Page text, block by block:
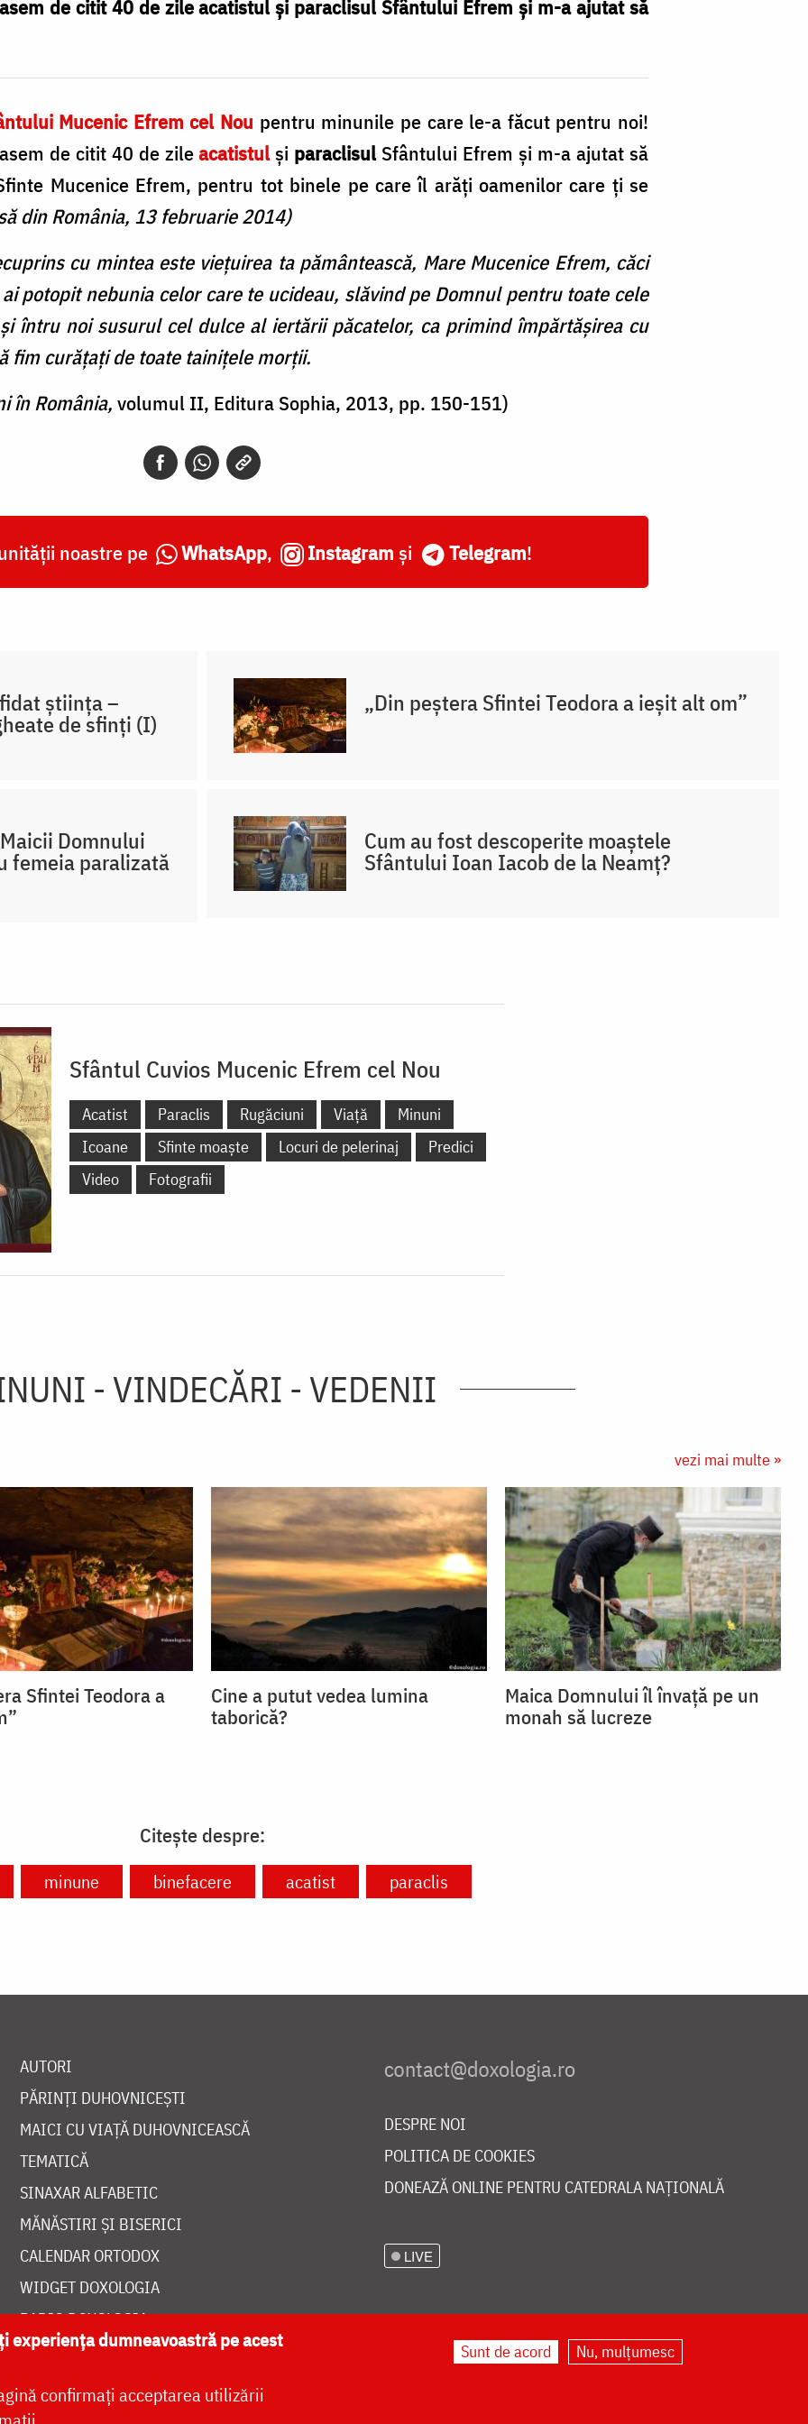
de citit 40 de zile acatistul şi paraclisul Sfântului Efrem și m-a ajutat să
Mucenic Efrem cel Nou pentru minunile pe care le-a făcut pentru noi!
de citit 40 de zileacatistul şi paraclisul Sfântului Efrem şi m-a ajutat să
Mucenice Efrem, pentru tot binele pe care îl arăţi oamenilor care ţi se
din România, 13 februarie 2014)
cu mintea este vieţuirea ta pământească, Mare Mucenice Efrem, căci
potopit nebunia celor care te ucideau, slăvind pe Domnul pentru toate cele
întru noi susurul cel dulce al iertării păcatelor, ca primind împărtăşirea cu
fim curăţaţi de toate tainiţele morţii.
în România, volumul II, Editura Sophia, 2013, pp. 150-151)
noastre pe WhatsApp, Instagram și Telegram!
știința –
de sfinți (I)
„Din peștera Sfintei Teodora a ieșit alt om”
Domnului
femeia paralizată
Cum au fost descoperite moaștele
Sfântului Ioan Iacob de la Neamț?
Sfântul Cuvios Mucenic Efrem cel Nou
Acatist Paraclis Rugăciuni Viață
Minuni
Icoane
Sfinte moaște Locuri de pelerinaj
Predici
Video
Fotografii
- VINDECĂRI - VEDENII
vezi mai multe »
Sfintei Teodora a
Cine a putut vedea lumina
taborică?
Maica Domnului îl învață pe un
monah să lucreze
Citește despre:
minune binefacere acatist paraclis
AUTORI
PĂRINȚI DUHOVNICEȘTI
MAICI CU VIAȚĂ DUHOVNICEASCĂ
TEMATICĂ
SINAXAR ALFABETIC
MĂNĂSTIRI ȘI BISERICI
CALENDAR ORTODOX
WIDGET DOXOLOGIA
RADIO DOXOLOGIA
DESPRE NOI
POLITICA DE COOKIES
DONEAZĂ ONLINE PENTRU CATEDRALA NAȚIONALĂ
LIVE
experiența dumneavoastră pe acest
confirmați acceptarea utilizării
Sunt de acord Nu, mulțumesc